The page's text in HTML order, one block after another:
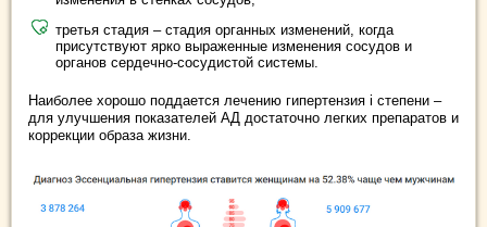
третья стадия – стадия органных изменений, когда
присутствуют ярко выраженные изменения сосудов и
органов сердечно-сосудистой системы.
Наиболее хорошо поддается лечению гипертензия i степени –
для улучшения показателей АД достаточно легких препаратов и
коррекции образа жизни.